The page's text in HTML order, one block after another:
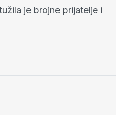
je brojne prijatelje i